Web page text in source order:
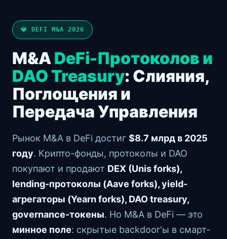
💎 DEFI M&A 2026
M&ADeFi-Протоколов и
DAO Treasury: Слияния,
Поглощения и
Передача Управления
Рынок M&A в DeFi достиг $8.7 млрд в 2025
году. Крипто-фонды, протоколы и DAO
покупают и продают DEX (Unis forks),
lending-протоколы (Aave forks), yield-
агрегаторы (Yearn forks), DAO treasury,
governance-токены. Но M&A в DeFi — это
минное поле: скрытые backdoor'ы в смарт-